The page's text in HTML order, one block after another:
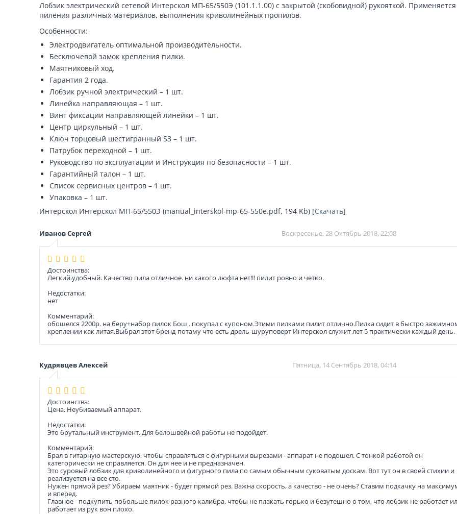
Лобзик электрический сетевой Интерскол МП-65/550Э (101.1.1.00) с закрытой (скобовидной) рукояткой.
пиления различных материалов, выполнения криволинейных пропилов.
Особенности:
Электродвигатель оптимальной производительности.
Бесключевой замок крепления пилки.
Маятниковый ход.
Гарантия 2 года.
Лобзик ручной электрический – 1 шт.
Линейка направляющая – 1 шт.
Винт фиксации направляющей линейки – 1 шт.
Центр циркульный – 1 шт.
Ключ торцовый шестигранный S3 – 1 шт.
Патрубок переходной – 1 шт.
Руководство по эксплуатации и Инструкция по безопасности – 1 шт.
Гарантийный талон – 1 шт.
Список сервисных центров – 1 шт.
Упаковка – 1 шт.
Интерскол Интерскол МП-65/550Э (manual_interskol-mp-65-550e.pdf, 194 Kb) [Скачать]
Иванов Сергей Воскресенье, 28 Октябрь 2018, 22:08
Достоинства:
Легкий.удобный. Качество пила отличное. ни какого люфта нет!!! пилит ровно и четко.
Недостатки:
нет
Комментарий:
обошелся 2200р. на беру+набор пилок Бош . покупал с купоном.Этими пилками пилит отлично.Пилка сидит в быстро
креплении как литая.Выбрал этот бренд-потаму что есть дрель-шуруповерт Интерскол служит лет 5 практически каждый день.
Кудрявцев Алексей Пятница, 14 Сентябрь 2018, 04:14
Достоинства:
Цена. Неубиваемый аппарат.
Недостатки:
Это брутальный инструмент. Для белошвейной работы не подойдет.
Комментарий:
Брал в гитарную мастерскую, чтобы справляться с фигурными вырезами - аппарат не подошел. С тонкой работой он
категорически не справляется. Он для нее и не предназначен.
Это суровый лобзик для криволинейного и фигурного пила по самым обычным суковатым доскам. Вот тут он в своей стихии и
реализуется на все сто.
Нужен прямой рез? Убираем маятник - будет прямой рез. Важна скорость, а качество - не очень? Ставим подкачку на
и вперед.
Главное - подкупить побольше пилок разного калибра, чтобы не плакать горько и безутешно о том, что лобзик не работает
работает из рук вон плохо.